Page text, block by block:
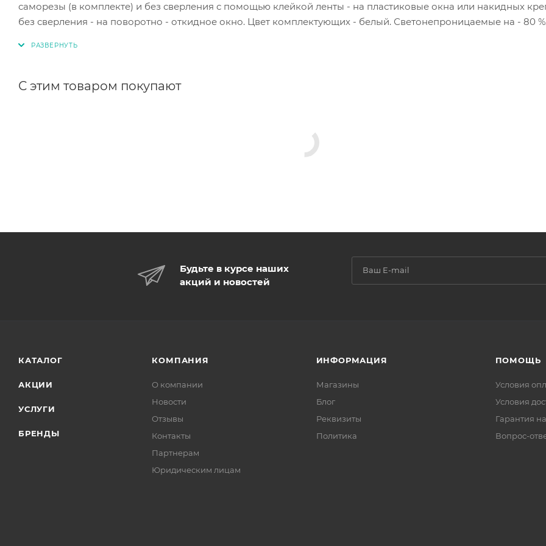
саморезы (в комплекте) и без сверления с помощью клейкой ленты - на пластиковые окна или накидных
без сверления - на поворотно - откидное окно. Цвет комплектующих - белый. Светонепроницаемые на - 80
С этим товаром покупают
Будьте в курсе наших
акций и новостей
КАТАЛОГ
АКЦИИ
УСЛУГИ
БРЕНДЫ
КОМПАНИЯ
О компании
Новости
Отзывы
Контакты
Партнерам
Юридическим лицам
ИНФОРМАЦИЯ
Магазины
Блог
Реквизиты
Политика
ПОМОЩЬ
Условия
Условия
Гарантия
Вопрос-